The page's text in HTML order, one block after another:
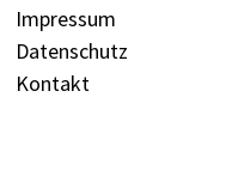
Impressum
Datenschutz
Kontakt